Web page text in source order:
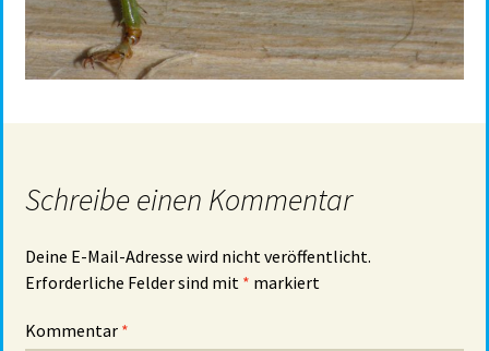
Schreibe einen Kommentar
Deine E-Mail-Adresse wird nicht veröffentlicht.
Erforderliche Felder sind mit * markiert
Kommentar *